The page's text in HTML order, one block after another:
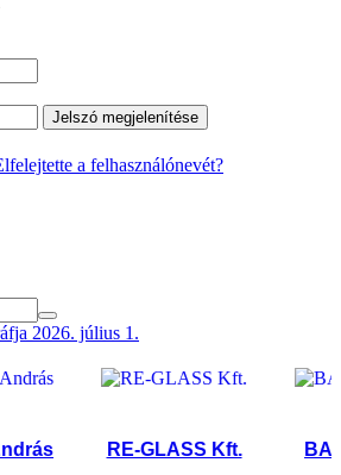
Jelszó megjelenítése
a felhasználónevét?
RE-GLASS Kft. BAL-